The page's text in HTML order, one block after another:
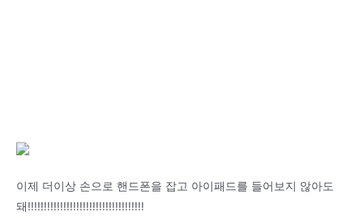
이제 더이상 손으로 핸드폰을 잡고 아이패드를 들어보지 않아도
돼!!!!!!!!!!!!!!!!!!!!!!!!!!!!!!!!!!!!